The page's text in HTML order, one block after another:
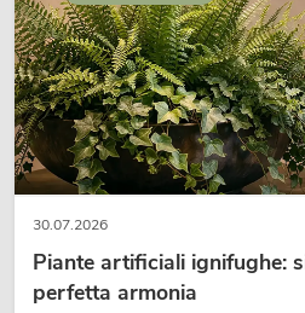
30.07.2026
Piante artificiali ignifughe:
perfetta armonia